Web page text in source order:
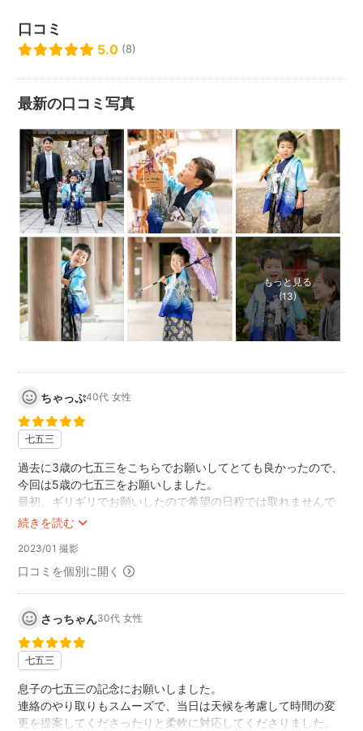
口コミ
5.0 (8)
最新の口コミ写真
もっと見る
(13)
ちゃっぷ40代 女性
七五三
続きを読む
過去に3歳の七五三をこちらでお願いしてとても良かったので、
今回は5歳の七五三をお願いしました。
最初、ギリギリでお願いしたので希望の日程では取れませんで
したがどうしてもカプリスさんにお願いしたく、七五三シーズ
ったです。
前回同様、スタッフの方のご対応はとても良く、1時間という時
付けはとても良く、写真の時に着崩れてるとササッと直してい
ただけてとても満足です。また、出来上がりの写真もやはりプ
ロが撮られると全然違くとても良かったです。
一生に一度しかないイベント、カプリスさんにお願いして本当
に良かったです。
また機会があればぜひお願いします。
ありがとうございました。
2023/01 撮影
口コミを個別に開く
さっちゃん30代 女性
七五三
息子の七五三の記念にお願いしました。
連絡のやり取りもスムーズで、当日は天候を考慮して時間の変
更を提案してくださったりと柔軟に対応してくださりました。